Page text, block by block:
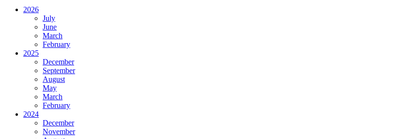
2026
July
June
March
February
2025
December
September
August
May
March
February
2024
December
November